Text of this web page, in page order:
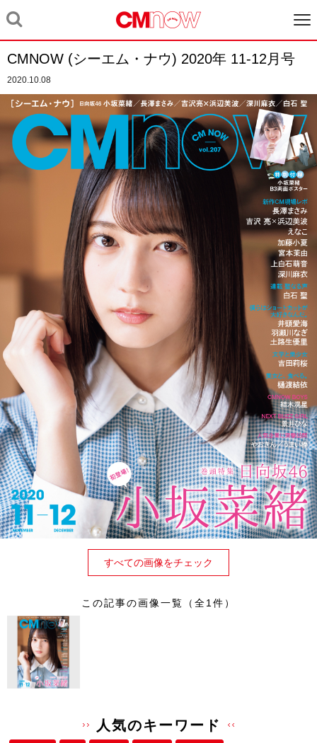
CMNOW (シーエム・ナウ) 2020年 11-12月号
2020.10.08
すべての画像をチェック
この記事の画像一覧（全1件）
人気のキーワード